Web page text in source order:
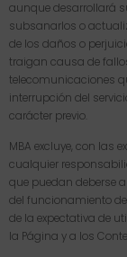
aunque desarrollará
subsanarlos o
de los daños o
traigan causa de
telecomunicaciones
interrupción del
carácter previo.
MBA excluye, con las
cualquier
que puedan deberse
del funcionamiento
de la expectativa de
la Página y a los